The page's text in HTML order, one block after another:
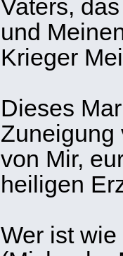
Vaters,
und
Krieger
Dieses
Zuneigung
von Mir,
heiligen
Wer ist